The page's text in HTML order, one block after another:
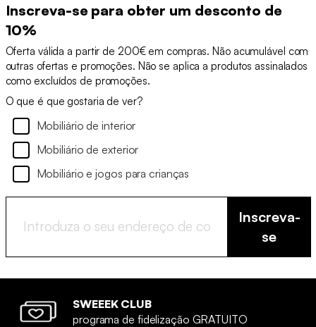
Inscreva-se para obter um desconto de
10%
Oferta válida a partir de 200€ em compras. Não acumulável com
outras ofertas e promoções. Não se aplica a produtos assinalados
como excluídos de promoções.
O que é que gostaria de ver?
Mobiliário de interior
Mobiliário de exterior
Mobiliário e jogos para crianças
Inscreva-
se
SWEEEK CLUB
programa de fidelização GRATUITO